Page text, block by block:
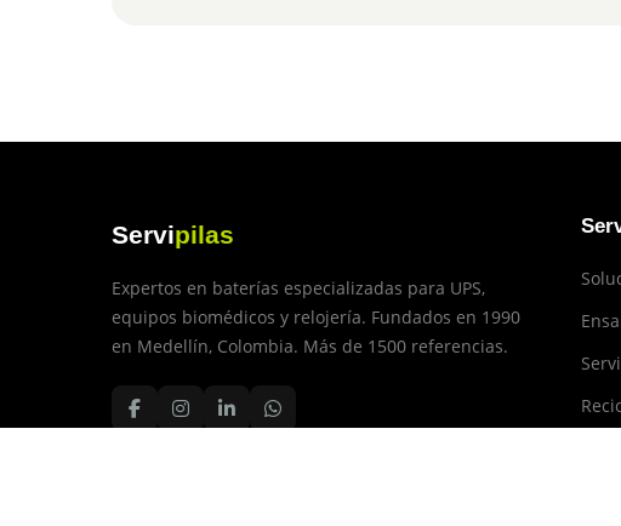
Servipilas
Expertos en baterías especializadas para UPS,
equipos biomédicos y relojería. Fundados en 1990
en Medellín, Colombia. Más de 1500 referencias.